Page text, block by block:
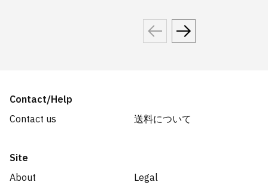
Contact/Help
Contact us
送料について
Site
About
Legal